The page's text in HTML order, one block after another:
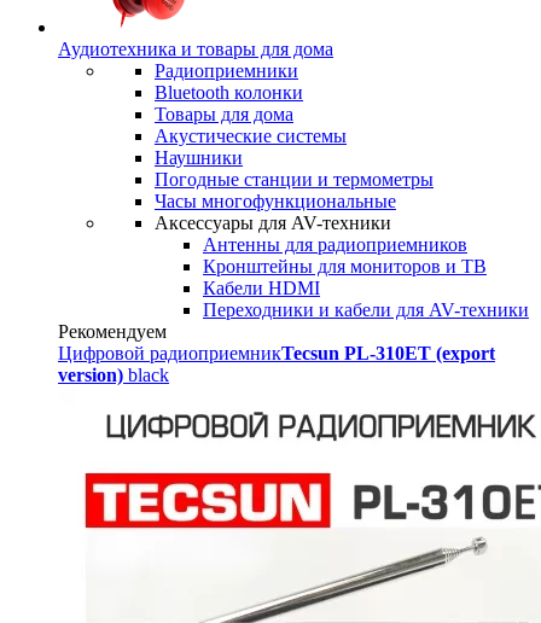
Аудиотехника и товары для дома
Радиоприемники
Bluetooth колонки
Товары для дома
Акустические системы
Наушники
Погодные станции и термометры
Часы многофункциональные
Аксессуары для AV-техники
Антенны для радиоприемников
Кронштейны для мониторов и ТВ
Кабели HDMI
Переходники и кабели для AV-техники
Рекомендуем
Цифровой радиоприемникTecsun PL-310ET (export
version) black